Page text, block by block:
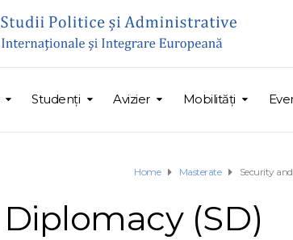
Studenți Avizier Mobilități
Home Masterate Security
(SD)